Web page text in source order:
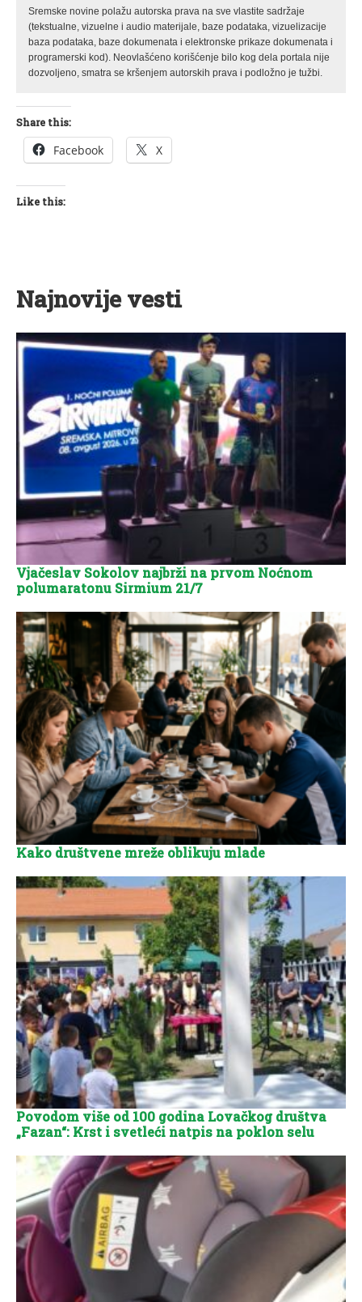
Sremske novine polažu autorska prava na sve vlastite sadržaje
(tekstualne, vizuelne i audio materijale, baze podataka, vizuelizacije
baza podataka, baze dokumenata i elektronske prikaze dokumenata i
programerski kod). Neovlašćeno korišćenje bilo kog dela portala nije
dozvoljeno, smatra se kršenjem autorskih prava i podložno je tužbi.
Share this:
Facebook X
Like this:
Najnovije vesti
Vjačeslav Sokolov najbrži na prvom Noćnom
polumaratonu Sirmium 21/7
Kako društvene mreže oblikuju mlade
Povodom više od 100 godina Lovačkog društva
„Fazan“: Krst i svetleći natpis na poklon selu